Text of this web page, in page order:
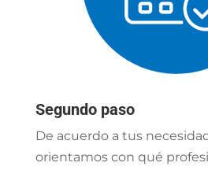
Segundo paso
De acuerdo a tus
orientamos con qué